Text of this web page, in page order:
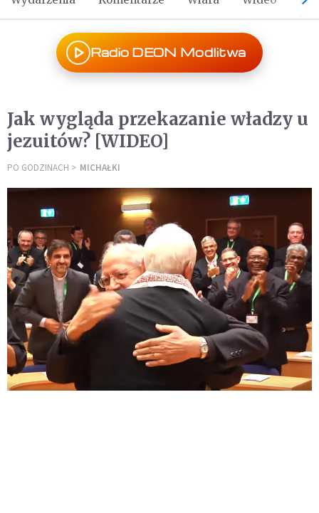
Radio DEON Modlitwa
Jak wygląda przekazanie władzy u
jezuitów? [WIDEO]
PO GODZINACH MICHAŁKI